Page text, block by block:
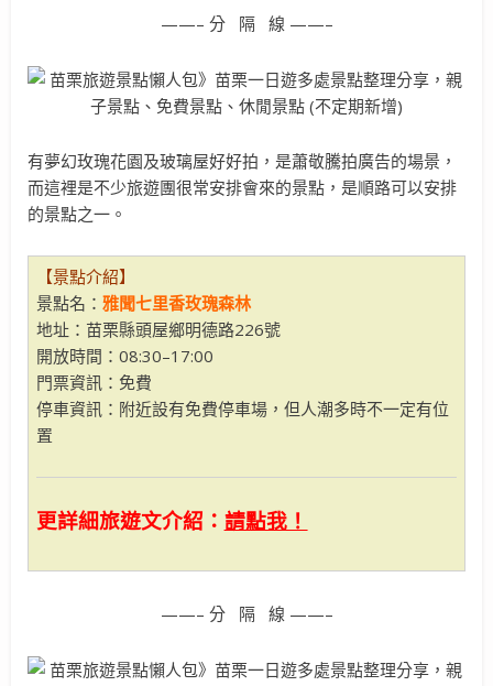
——– 分 隔 線 ——–
有夢幻玫瑰花園及玻璃屋好好拍，是蕭敬騰拍廣告的場景，
而這裡是不少旅遊團很常安排會來的景點，是順路可以安排
的景點之一。
【景點介紹】
景點名： 雅聞七里香玫瑰森林
地址：苗栗縣頭屋鄉明德路226號
開放時間：08:30–17:00
門票資訊：免費
停車資訊：附近設有免費停車場，但人潮多時不一定有位
置
更詳細旅遊文介紹： 請點我！
——– 分 隔 線 ——–